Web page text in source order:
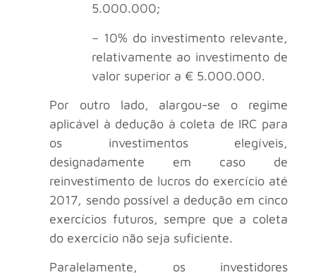
5.000.000;
– 10% do investimento relevante,
relativamente ao investimento de
valor superior a € 5.000.000.
Por outro lado, alargou-se o regime
aplicável à dedução à coleta de IRC para
os investimentos elegíveis,
designadamente em caso de
reinvestimento de lucros do exercício até
2017, sendo possível a dedução em cinco
exercícios futuros, sempre que a coleta
do exercício não seja suficiente.
Paralelamente, os investidores